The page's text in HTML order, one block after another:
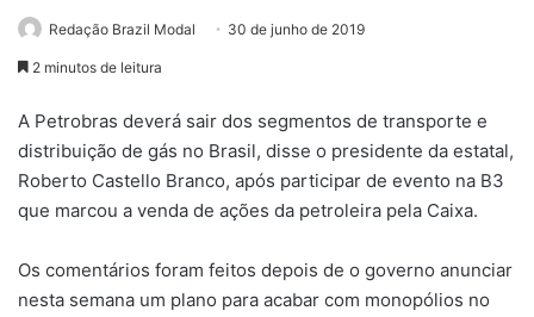
Redação Brazil Modal 30 de junho de 2019
2 minutos de leitura
A Petrobras deverá sair dos segmentos de transporte e
distribuição de gás no Brasil, disse o presidente da estatal,
Roberto Castello Branco, após participar de evento na B3
que marcou a venda de ações da petroleira pela Caixa.
Os comentários foram feitos depois de o governo anunciar
nesta semana um plano para acabar com monopólios no